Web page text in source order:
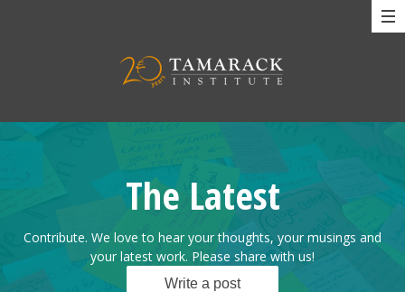
The Latest
Contribute. We love to hear your thoughts, your musings and
your latest work. Please share with us!
Write a post